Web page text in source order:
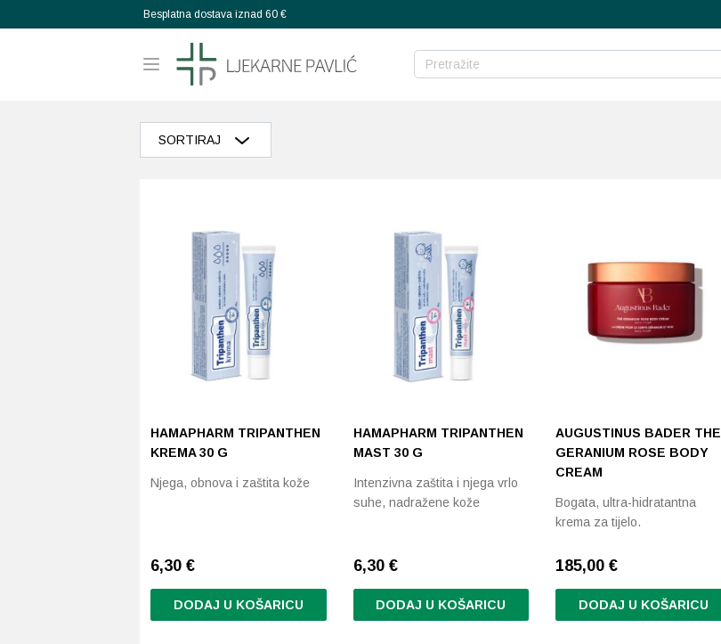
Besplatna dostava iznad 60 €
SORTIRAJ
Razvrstaj po prosječnoj ocjeni
Poredaj od zadnjeg
Razvrstaj po cijeni: manje do veće
Razvrstaj po cijeni: veće do manje
Poredaj po abecedi: A-Z
HAMAPHARM TRIPANTHEN
KREMA 30 G
Njega, obnova i zaštita kože
6,30 €
DODAJ U KOŠARICU
HAMAPHARM TRIPANTHEN
MAST 30 G
Intenzivna zaštita i njega vrlo
suhe, nadražene kože
6,30 €
DODAJ U KOŠARICU
AUGUSTINUS BADER THE
GERANIUM ROSE BODY
CREAM
Bogata, ultra-hidratantna
krema za tijelo.
185,00€
DODAJ U KOŠARICU